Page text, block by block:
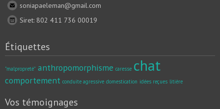
soniapaeleman@gmail.com
Siret: 802 411 736 00019
Étiquettes
"malpropreté" anthropomorphisme caresse chat
comportement conduite agressive domestication idées reçues litière
Vos témoignages